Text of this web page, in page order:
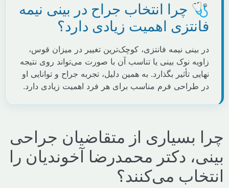
چرا انتخاب جراح در بینی نیمه
اهمیت زیادی دارد؟
بینی نیمه فانتزی، کوچک‌ترین تغییر در میزان قوس،
نوک بینی یا تناسب آن با صورت می‌تواند روی نتیجه
تأثیر بگذارد. به همین دلیل، تجربه جراح و توانایی او
طراحی فرم مناسب برای هر فرد اهمیت زیادی دارد.
بسیاری از متقاضیان جراحی
دکتر محمدرضا آخوندیان را
می‌کنند؟